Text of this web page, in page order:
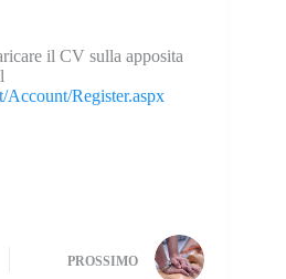
il CV sulla apposita
Register.aspx
PROSSIMO